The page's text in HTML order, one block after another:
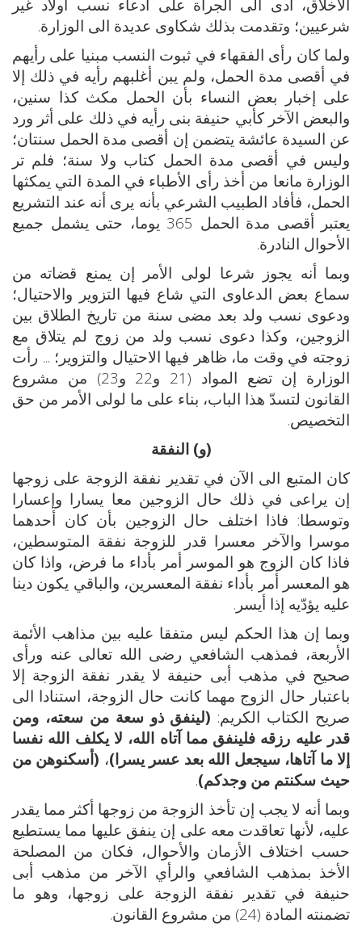
الأخلاق، أدى الى الجرأة على ادعاء نسب أولاد غير
شرعيين؛ وتقدمت بذلك شكاوى عديدة الى الوزارة.
ولما كان رأى الفقهاء في ثبوت النسب مبنيا على رأيهم
في أقصى مدة الحمل، ولم يبن أغلبهم رأيه في ذلك إلا
على إخبار بعض النساء بأن الحمل مكث كذا سنين،
والبعض الآخر كأبي حنيفة بنى رأيه في ذلك على أثر ورد
عن السيدة عائشة يتضمن إن أقصى مدة الحمل سنتان؛
وليس في أقصى مدة الحمل كتاب ولا سنة؛ فلم تر
الوزارة مانعا من أخذ رأى الأطباء في المدة التي يمكثها
الحمل، فأفاد الطبيب الشرعي بأنه يرى أنه عند التشريع
يعتبر أقصى مدة الحمل 365 يوما، حتى يشمل جميع
الأحوال النادرة.
وبما أنه يجوز شرعا لولى الأمر إن يمنع قضاته من
سماع بعض الدعاوى التي شاع فيها التزوير والاحتيال؛
ودعوى نسب ولد بعد مضى سنة من تاريخ الطلاق بين
الزوجين، وكذا دعوى نسب ولد من زوج لم يتلاق مع
زوجته في وقت ما، ظاهر فيها الاحتيال والتزوير؛ ... رأت
الوزارة إن تضع المواد (21 و22 و23) من مشروع
القانون لتسدّ هذا الباب، بناء على ما لولى الأمر من حق
التخصيص.
(و) النفقة
كان المتبع الى الآن في تقدير نفقة الزوجة على زوجها
إن يراعى في ذلك حال الزوجين معا يسارا وإعسارا
وتوسطا: فاذا اختلف حال الزوجين بأن كان أحدهما
موسرا والآخر معسرا قدر للزوجة نفقة المتوسطين،
فاذا كان الزوج هو الموسر أمر بأداء ما فرض، واذا كان
هو المعسر أمر بأداء نفقة المعسرين، والباقي يكون دينا
عليه يؤدّيه إذا أيسر.
وبما إن هذا الحكم ليس متفقا عليه بين مذاهب الأئمة
الأربعة، فمذهب الشافعي رضى الله تعالى عنه ورأى
صحيح في مذهب أبى حنيفة لا يقدر نفقة الزوجة إلا
باعتبار حال الزوج مهما كانت حال الزوجة، استنادا الى
صريح الكتاب الكريم: (لينفق ذو سعة من سعته، ومن
قدر عليه رزقه فلينفق مما آتاه الله، لا يكلف الله نفسا
إلا ما آتاها، سيجعل الله بعد عسر يسرا)، (أسكنوهن من
حيث سكنتم من وجدكم).
وبما أنه لا يجب إن تأخذ الزوجة من زوجها أكثر مما يقدر
عليه، لأنها تعاقدت معه على إن ينفق عليها مما يستطيع
حسب اختلاف الأزمان والأحوال، فكان من المصلحة
الأخذ بمذهب الشافعي والرأي الآخر من مذهب أبى
حنيفة في تقدير نفقة الزوجة على زوجها، وهو ما
تضمنته المادة (24) من مشروع القانون.